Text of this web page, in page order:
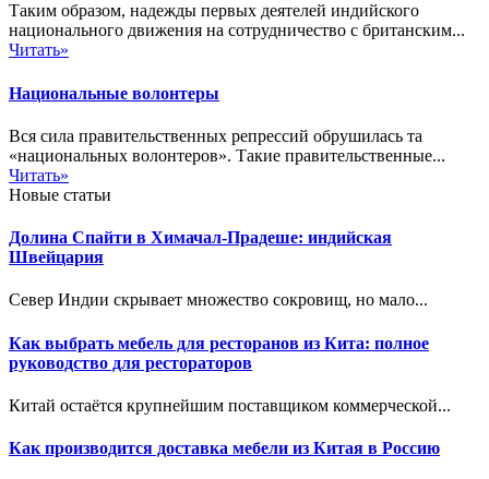
Таким образом, надежды первых деятелей индийского
национального движения на сотрудничество с британским...
Читать»
Национальные волонтеры
Вся сила правительственных репрессий обрушилась та
«национальных волонтеров». Такие правительственные...
Читать»
Новые статьи
Долина Спайти в Химачал-Прадеше: индийская
Швейцария
Север Индии скрывает множество сокровищ, но мало...
Как выбрать мебель для ресторанов из Кита: полное
руководство для рестораторов
Китай остаётся крупнейшим поставщиком коммерческой...
Как производится доставка мебели из Китая в Россию